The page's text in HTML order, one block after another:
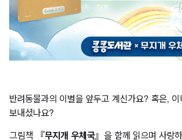
반려동물과의 이별을 앞두고 계신가요? 혹은,
보내셨나요?
그림책
『무지개 우체국』 을 함께 읽으며 사랑